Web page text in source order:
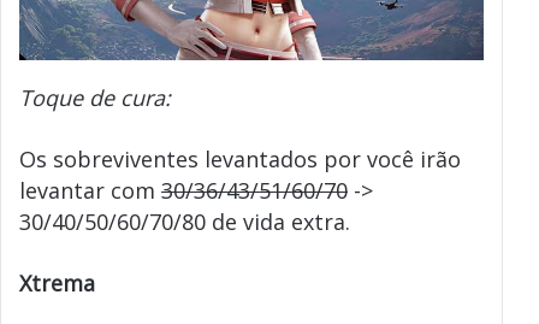
Toque de cura:
Os sobreviventes levantados por você irão
levantar com 30/36/43/51/60/70 ->
30/40/50/60/70/80 de vida extra.
Xtrema